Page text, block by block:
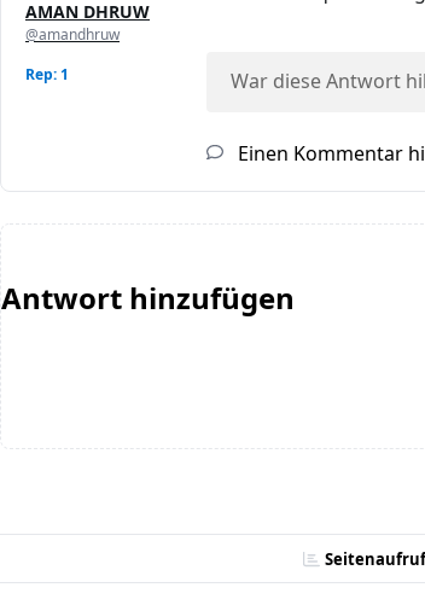
AMAN DHRUW
@amandhruw
Rep: 1
War diese Antwort
Einen Kommentar
Antwort hinzufügen